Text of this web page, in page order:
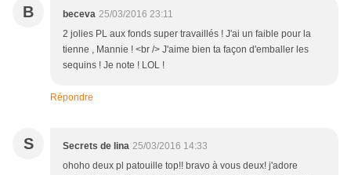
B beceva 25/03/2016 23:11
2 jolies PL aux fonds super travaillés ! J'ai un faible pour la
tienne , Mannie ! <br /> J'aime bien ta façon d'emballer les
sequins ! Je note ! LOL !
Répondre
S Secrets de lina 25/03/2016 14:33
ohoho deux pl patouille top!! bravo à vous deux! j'adore